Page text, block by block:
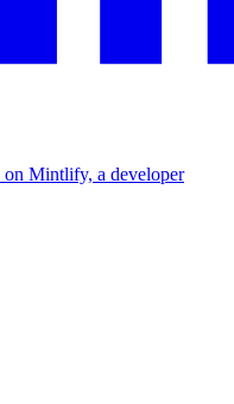
on Mintlify, a developer